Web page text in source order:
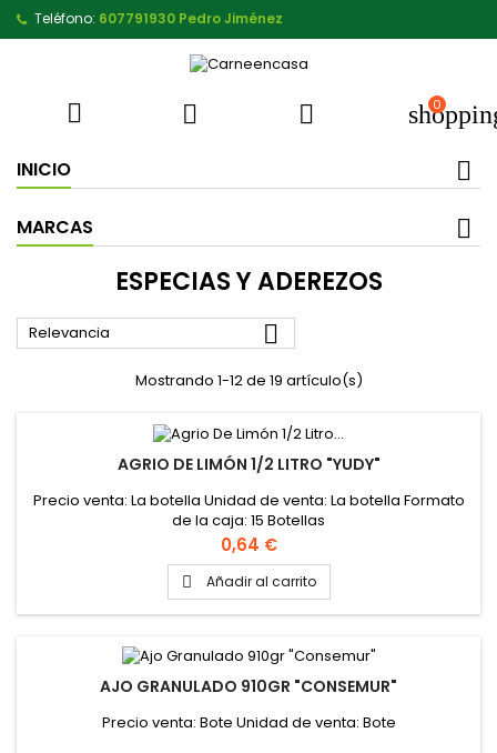
Teléfono: 607791930 Pedro Jiménez
   0
INICIO
MARCAS
ESPECIAS Y ADEREZOS
Relevancia 
Mostrando 1-12 de 19 artículo(s)
AGRIO DE LIMÓN 1/2 LITRO "YUDY"
Precio venta: La botella Unidad de venta: La botella Formato
de la caja: 15 Botellas
Precio
0,64 €
 Añadir al carrito
AJO GRANULADO 910GR "CONSEMUR"
Precio venta: Bote Unidad de venta: Bote